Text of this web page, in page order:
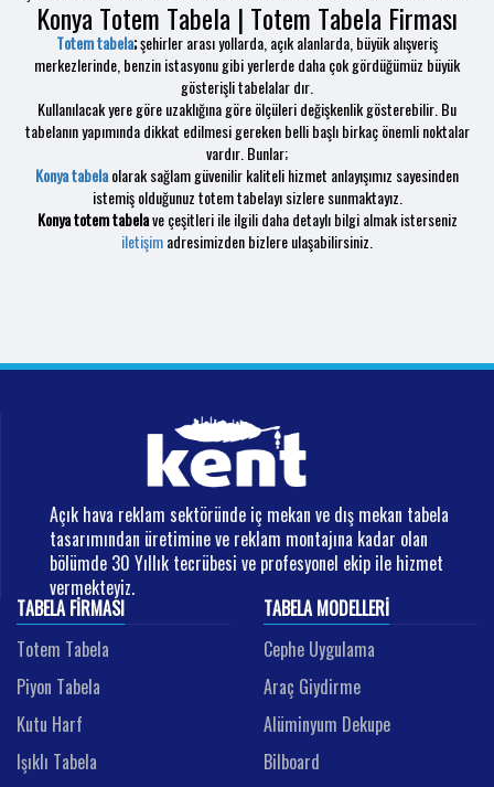
Konya Totem Tabela | Totem Tabela Firması
Totem tabela;şehirler arası yollarda, açık alanlarda, büyük alışveriş
merkezlerinde, benzin istasyonu gibi yerlerde daha çok gördüğümüz büyük
gösterişli tabelalar dır.
Kullanılacak yere göre uzaklığına göre ölçüleri değişkenlik gösterebilir. Bu
tabelanın yapımında dikkat edilmesi gereken belli başlı birkaç önemli noktalar
vardır. Bunlar;
Konya tabelaolarak sağlam güvenilir kaliteli hizmet anlayışımız sayesinden
istemiş olduğunuz totem tabelayı sizlere sunmaktayız.
Konya totem tabelave çeşitleri ile ilgili daha detaylı bilgi almak isterseniz
iletişimadresimizden bizlere ulaşabilirsiniz.
Açık hava reklam sektöründe iç mekan ve dış mekan tabela
tasarımından üretimine ve reklam montajına kadar olan
bölümde 30 Yıllık tecrübesi ve profesyonel ekip ile hizmet
vermekteyiz.
TABELA FIRMASI
Totem Tabela
Piyon Tabela
Kutu Harf
Işıklı Tabela
TABELA MODELLERI
Cephe Uygulama
Araç Giydirme
Alüminyum Dekupe
Bilboard